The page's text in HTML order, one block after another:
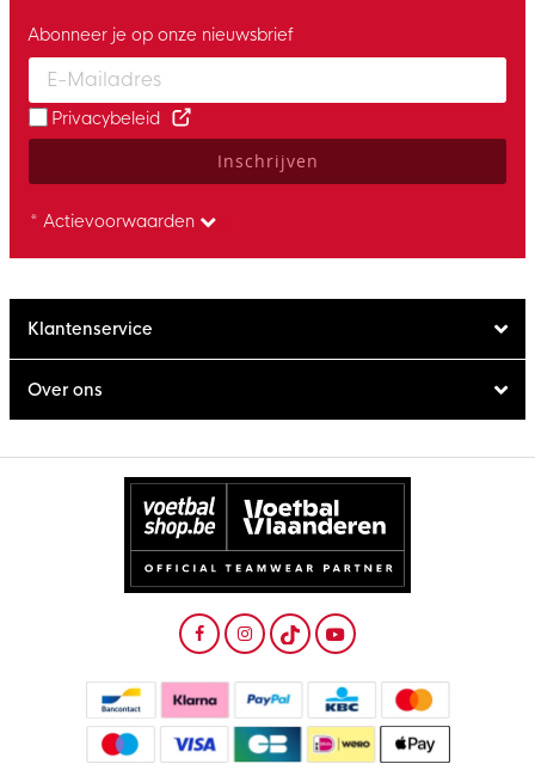
Enter your email and accept the privacy policy to subscribe to
Abonneer je op onze nieuwsbrief
Privacybeleid
Inschrijven
* Actievoorwaarden
Klantenservice
Over ons